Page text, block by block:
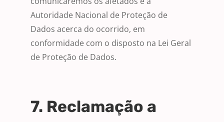
Autoridade Nacional de Proteção de
Dados acerca do ocorrido, em
conformidade com o disposto na Lei Geral
de Proteção de Dados.
7. Reclamação a